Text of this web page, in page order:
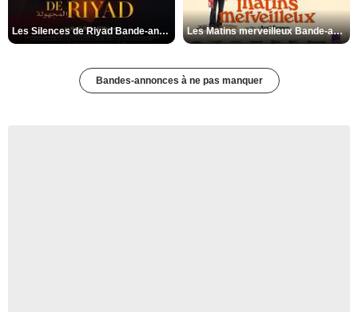
Les Silences de Riyad Bande-annonce VO STFR Les Matins merveilleux Bande-annonce VF
Bandes-annonces à ne pas manquer